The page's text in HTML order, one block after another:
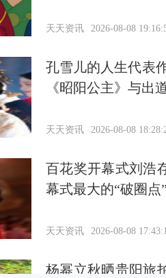
天天资讯 2026-08-08
孔雪儿的人生代表
《昭阳公主》与出
天天资讯 2026-08-08
百花奖开幕式刘浩
幕式最大的“破圈点
天天资讯 2026-08-08
杨幂立秋晒贵阳旅